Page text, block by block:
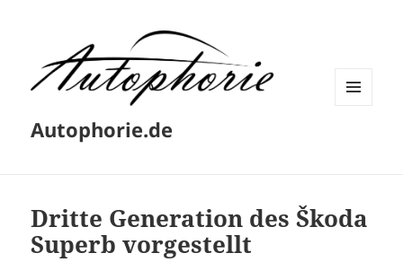
Autophorie.de
Dritte Generation des Škoda
Superb vorgestellt